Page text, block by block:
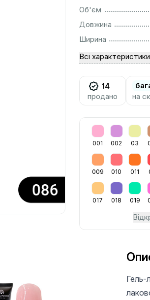
Об'єм
Довжина
Ширина
Всі характеристики
14
продано
на
001 002 03
009 010 011
017 018 019
Гель-